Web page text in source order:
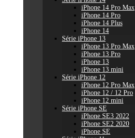
iPhone 14 Pro Max
iPhone 14 Pro
iPhone 14 Plus
iPhone 14
Série iPhone 13
iPhone 13 Pro Max
iPhone 13 Pro
iPhone 13
iPhone 13 mini
Série iPhone 12
iPhone 12 Pro Max
iPhone 12 / 12 Pro
iPhone 12 mini
Série iPhone SE
iPhone SE3 2022
iPhone SE2 2020
iPhone SE